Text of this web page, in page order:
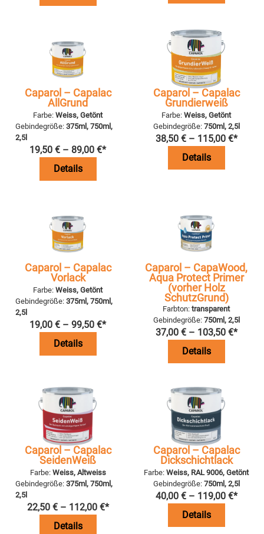
Caparol – Capalac
AllGrund
Farbe: Weiss, Getönt
Gebindegröße: 375ml, 750ml,
2,5l
19,50 € – 89,00 €*
Details
Caparol – Capalac
Grundierweiß
Farbe: Weiss, Getönt
Gebindegröße: 750ml, 2,5l
38,50 €– 115,00 €*
Details
Caparol – Capalac
Vorlack
Farbe: Weiss, Getönt
Gebindegröße: 375ml, 750ml,
2,5l
19,00 € – 99,50 €*
Details
Caparol – CapaWood,
Aqua Protect Primer
(vorher Holz
SchutzGrund)
Farbton: transparent
Gebindegröße: 750ml, 2,5l
37,00 €– 103,50 €*
Details
Caparol – Capalac
SeidenWeiß
Farbe: Weiss, Altweiss
Gebindegröße: 375ml, 750ml,
2,5l
22,50 €– 112,00 €*
Details
Caparol – Capalac
Dickschichtlack
Farbe: Weiss, RAL 9006, Getönt
Gebindegröße: 750ml, 2,5l
40,00 €– 119,00 €*
Details